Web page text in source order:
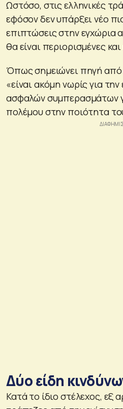
Ωστόσο, στις ελληνικές
εφόσον δεν υπάρξει νέο
επιπτώσεις στην εγχώρια
θα είναι περιορισμένες
Όπως σημειώνει πηγή από
«είναι ακόμη νωρίς για
ασφαλών συμπερασμάτων
πολέμου στην ποιότητα
Δύο είδη
Κατά το ίδιο στέλεχος, εξ